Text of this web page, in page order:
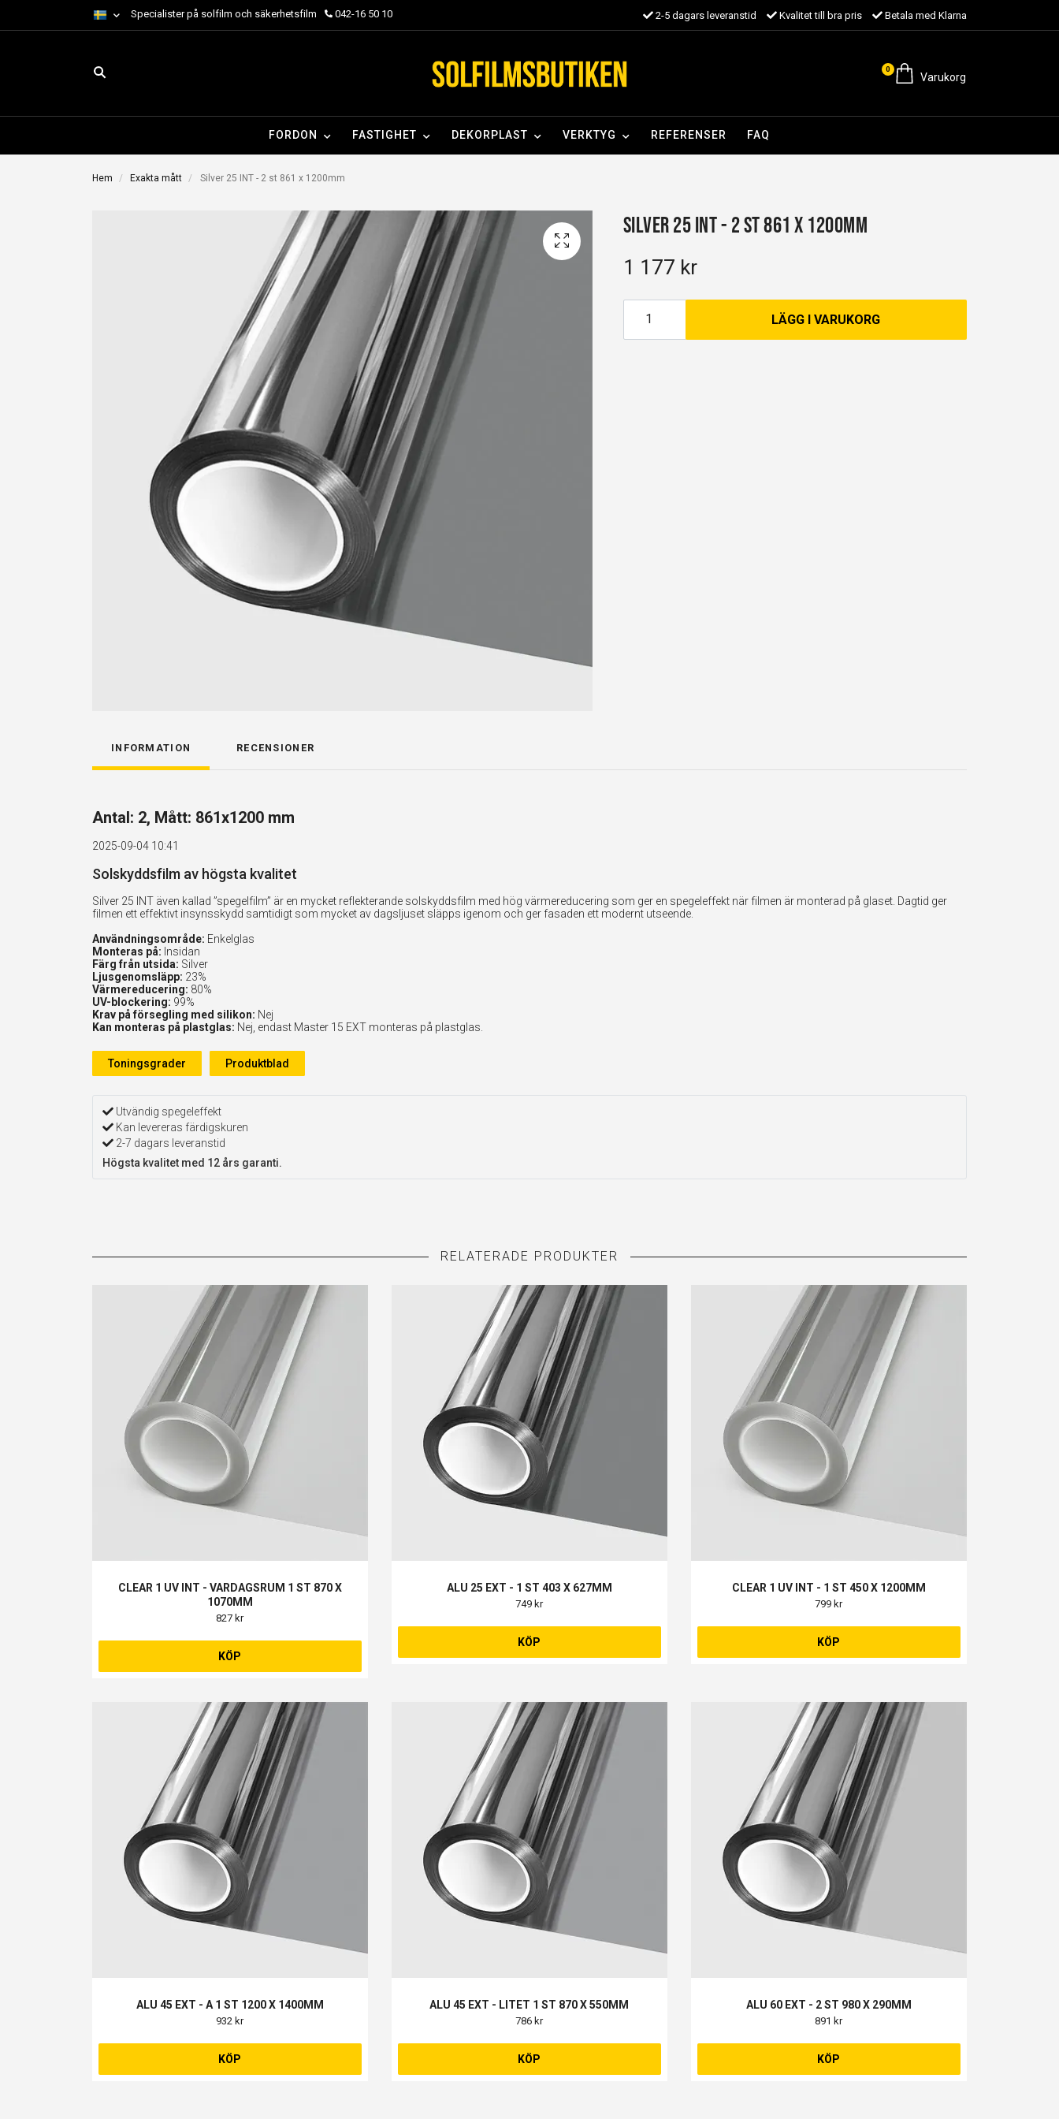
Specialister på solfilm och säkerhetsfilm 042-16 50 10 2-5 dagars leveranstid Kvalitet till bra pris Betala med Klarna
0
Varukorg
FORDON FASTIGHET DEKORPLAST VERKTYG REFERENSER FAQ
Hem Exakta mått Silver 25 INT - 2 st 861 x 1200mm
Silver 25 INT - 2 st 861 x 1200mm
1 177 kr
LÄGG I VARUKORG
INFORMATION RECENSIONER
Antal: 2, Mått: 861x1200 mm
2025-09-04 10:41
Solskyddsfilm av högsta kvalitet
Silver 25 INT även kallad ”spegelfilm” är en mycket reflekterande solskyddsfilm med hög värmereducering som ger en spegeleffekt när filmen är monterad på glaset. Dagtid ger
filmen ett effektivt insynsskydd samtidigt som mycket av dagsljuset släpps igenom och ger fasaden ett modernt utseende.
Användningsområde: Enkelglas
Monteras på: Insidan
Färg från utsida: Silver
Ljusgenomsläpp: 23%
Värmereducering: 80%
UV-blockering: 99%
Krav på försegling med silikon: Nej
Kan monteras på plastglas: Nej, endast Master 15 EXT monteras på plastglas.
Toningsgrader Produktblad
Utvändig spegeleffekt
Kan levereras färdigskuren
2-7 dagars leveranstid
Högsta kvalitet med 12 års garanti.
CLEAR 1 UV INT - VARDAGSRUM 1 ST 870 X
1070MM
827 kr
KÖP
ALU 25 EXT - 1 ST 403 X 627MM
749 kr
KÖP
CLEAR 1 UV INT - 1 ST 450 X 1200MM
799 kr
KÖP
ALU 45 EXT - A 1 ST 1200 X 1400MM
932 kr
KÖP
ALU 45 EXT - LITET 1 ST 870 X 550MM
786 kr
KÖP
ALU 60 EXT - 2 ST 980 X 290MM
891 kr
KÖP